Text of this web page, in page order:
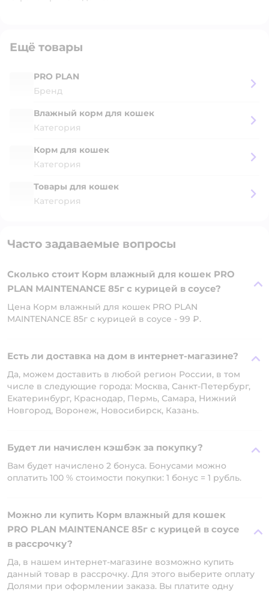
Ещё товары
PRO PLAN
Бренд
Влажный корм для кошек
Категория
Корм для кошек
Категория
Товары для кошек
Категория
Часто задаваемые вопросы
Сколько стоит Корм влажный для кошек PRO
PLAN MAINTENANCE 85г с курицей в соусе?
Цена Корм влажный для кошек PRO PLAN
MAINTENANCE 85г с курицей в соусе - 99 ₽.
Есть ли доставка на дом в интернет-магазине?
Да, можем доставить в любой регион России, в том
числе в следующие города: Москва, Санкт-Петербург,
Екатеринбург, Краснодар, Пермь, Самара, Нижний
Новгород, Воронеж, Новосибирск, Казань.
Будет ли начислен кэшбэк за покупку?
Вам будет начислено 2 бонуса. Бонусами можно
оплатить 100 % стоимости покупки: 1 бонус = 1 рубль.
Можно ли купить Корм влажный для кошек
PRO PLAN MAINTENANCE 85г с курицей в соусе
в рассрочку?
Да, в нашем интернет-магазине возможно купить
данный товар в рассрочку. Для этого выберите оплату
Долями при оформлении заказа. Вы платите одну